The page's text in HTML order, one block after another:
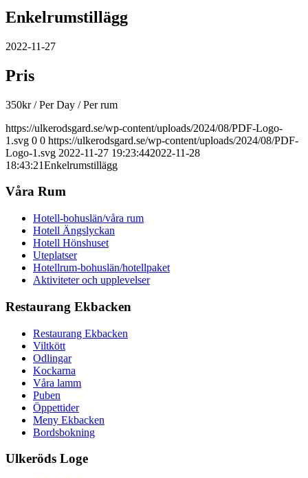
Enkelrumstillägg
2022-11-27
Pris
350kr/ Per Day / Per rum
https://ulkerodsgard.se/wp-content/uploads/2024/08/PDF-Logo-
1.svg 0 0 https://ulkerodsgard.se/wp-content/uploads/2024/08/PDF-
Logo-1.svg 2022-11-27 19:23:442022-11-28
18:43:21Enkelrumstillägg
Våra Rum
Hotell-bohuslän/våra rum
Hotell Ängslyckan
Hotell Hönshuset
Uteplatser
Hotellrum-bohuslän/hotellpaket
Aktiviteter och upplevelser
Restaurang Ekbacken
Restaurang Ekbacken
Viltkött
Odlingar
Kockarna
Våra lamm
Puben
Öppettider
Meny Ekbacken
Bordsbokning
Ulkeröds Loge